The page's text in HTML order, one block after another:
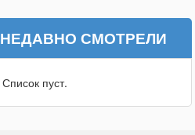
НЕДАВНО СМОТРЕЛИ
Список пуст.